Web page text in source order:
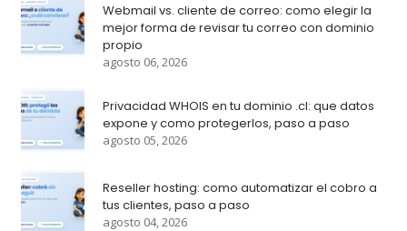
Webmail vs. cliente de correo: como elegir la
mejor forma de revisar tu correo con dominio
propio
agosto 06, 2026
Privacidad WHOIS en tu dominio .cl: que datos
expone y como protegerlos, paso a paso
agosto 05, 2026
Reseller hosting: como automatizar el cobro a
tus clientes, paso a paso
agosto 04, 2026